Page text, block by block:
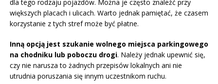
dla tego rodzaju pojazdów. Można je często znaleźć przy
większych placach i ulicach. Warto jednak pamiętać, że czasem
korzystanie z tych stref może być płatne.
Inną opcją jest szukanie wolnego miejsca parkingowego
na chodniku lub poboczu drogi. Należy jednak upewnić się,
czy nie narusza to żadnych przepisów lokalnych ani nie
utrudnia poruszania się innym uczestnikom ruchu.